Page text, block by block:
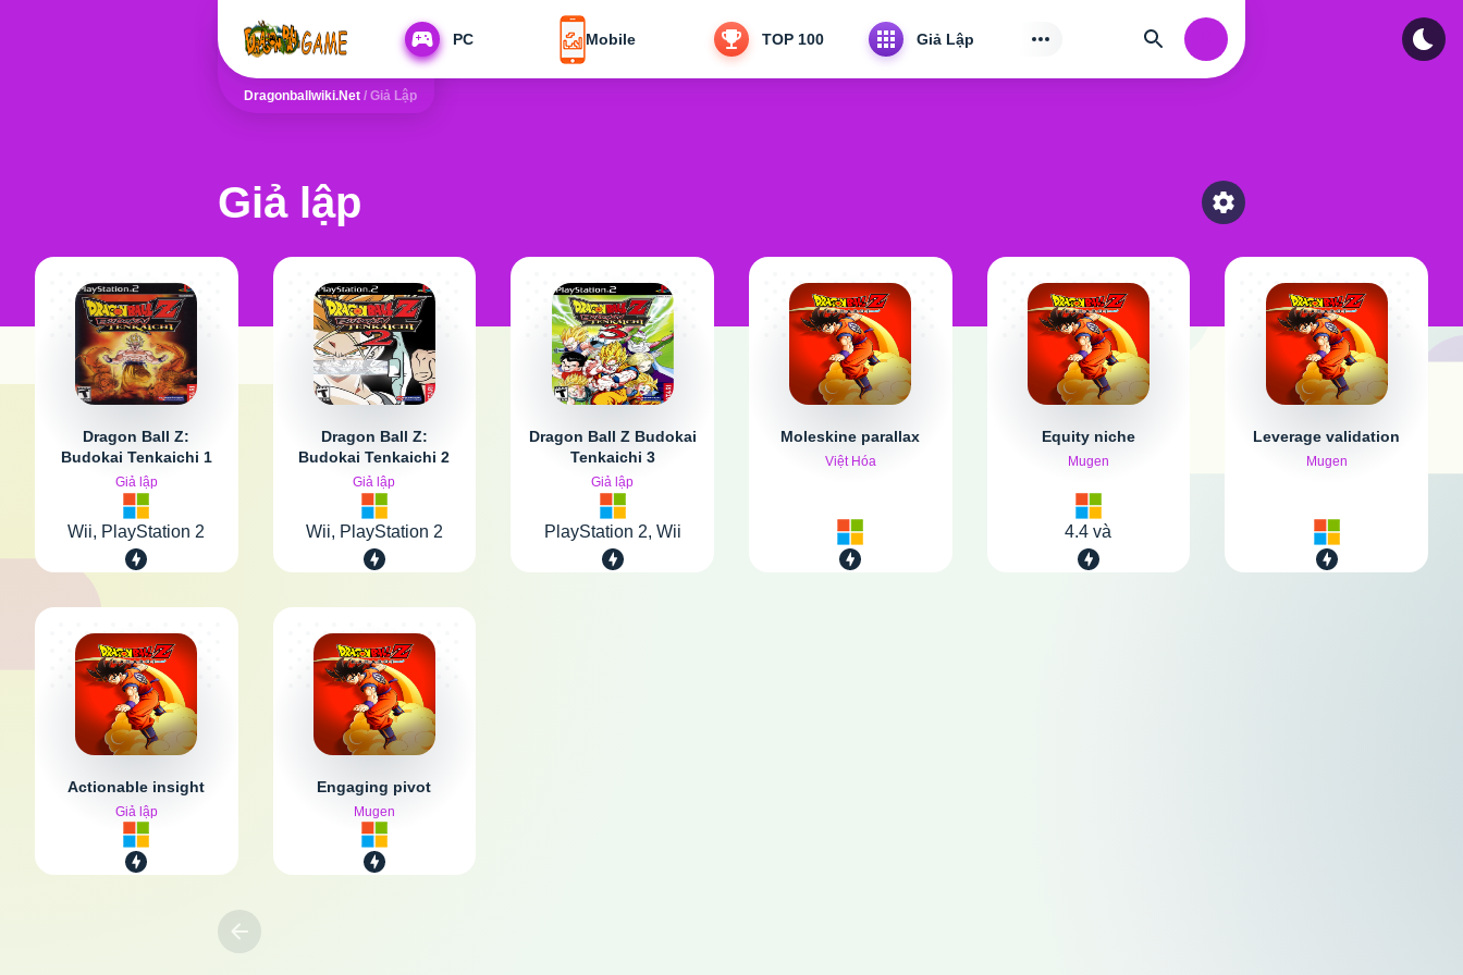
PC Mobile TOP 100 Giả Lập Authorization
Tìm
Dragonballwiki.net / Giả Lập
Giả lập
Select a category
Dragon Ball Z:
Budokai Tenkaichi 1
Giả lập
Wii, PlayStation 2
Dragon Ball Z:
Budokai Tenkaichi 2
Giả lập
Wii, PlayStation 2
Dragon Ball Z Budokai
Tenkaichi 3
Giả lập
PlayStation 2, Wii
Moleskine parallax
Việt Hóa
Equity niche
Mugen
4.4 và
Leverage validation
Mugen
Actionable insight
Giả lập
Engaging pivot
Mugen